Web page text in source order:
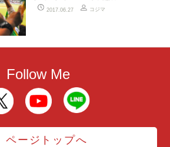
2017.06.27 コジマ
Follow Me
ページトップへ